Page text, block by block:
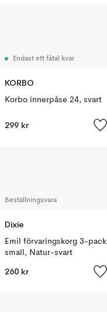
Endast ett fåtal kvar
KORBO
Korbo innerpåse 24, svart
299 kr
Beställningsvara
Dixie
Emil förvaringskorg 3-pack
small, Natur-svart
260 kr